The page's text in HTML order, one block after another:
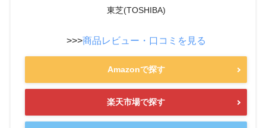
東芝(TOSHIBA)
>>>商品レビュー・口コミを見る
Amazonで探す
楽天市場で探す